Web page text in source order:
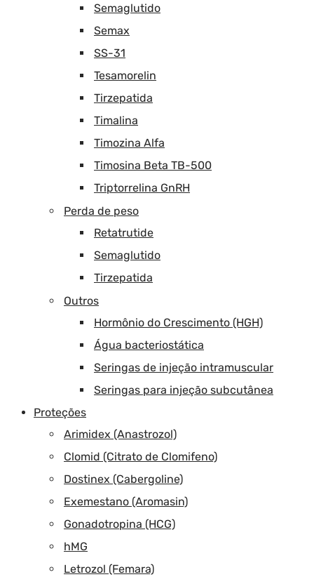
Semaglutido
Semax
SS-31
Tesamorelin
Tirzepatida
Timalina
Timozina Alfa
Timosina Beta TB-500
Triptorrelina GnRH
Perda de peso
Retatrutide
Semaglutido
Tirzepatida
Outros
Hormônio do Crescimento (HGH)
Água bacteriostática
Seringas de injeção intramuscular
Seringas para injeção subcutânea
Proteções
Arimidex (Anastrozol)
Clomid (Citrato de Clomifeno)
Dostinex (Cabergoline)
Exemestano (Aromasin)
Gonadotropina (HCG)
hMG
Letrozol (Femara)